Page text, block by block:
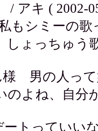
/ アキ ( 2002-
もシミーの歌
しょっちゅう
男の人って
のよね、自分
ートっていい